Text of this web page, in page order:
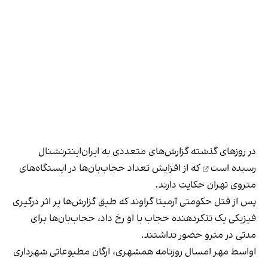
در روزهای گذشتهگزارش‌های متعددی به ایران‌اینترنشنال
رسیده است
که از افزایش تعداد حجاب‌بان‌ها در ایستگاه‌های
متروی تهران حکایت دارند.
پس از قتل حکومتی آرمیتا گراوند که طبق گزارش‌ها بر اثر درگیری
فیزیکی یک تذکر‌دهنده حجاب با او رخ داد، حجاب‌بان‌ها برای
مدتی در مترو حضور نداشتند.
اواسط مهر امسال روزنامه همشهری، ارگان مطبوعاتی شهرداری